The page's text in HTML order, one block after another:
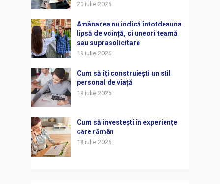
20 iulie 2026
Amânarea nu indică întotdeauna
lipsă de voință, ci uneori teamă
sau suprasolicitare
19 iulie 2026
Cum să îți construiești un stil
personal de viață
19 iulie 2026
Cum să investești în experiențe
care rămân
18 iulie 2026